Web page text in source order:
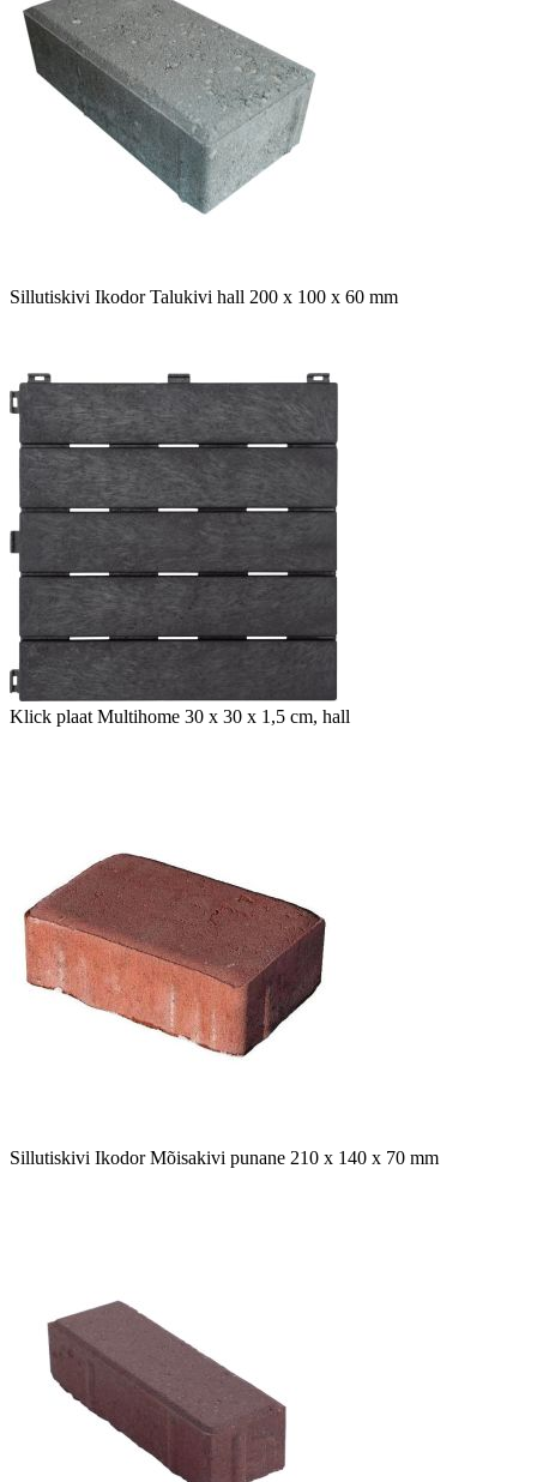
Sillutiskivi Ikodor Talukivi hall 200 x 100 x 60 mm
Klick plaat Multihome 30 x 30 x 1,5 cm, hall
Sillutiskivi Ikodor Mõisakivi punane 210 x 140 x 70 mm